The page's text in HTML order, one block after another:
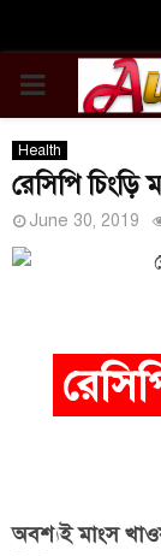
PRIMARY
MENU
Health
রেসিপি চিংড়ি
June 30, 2019
অবশ্যই মাংস